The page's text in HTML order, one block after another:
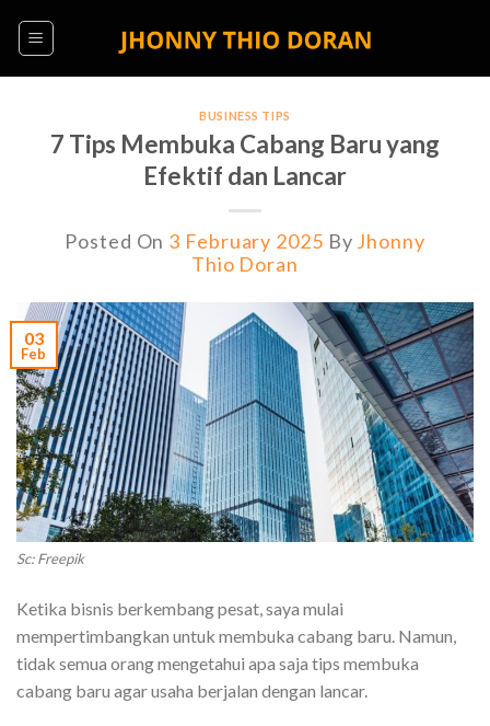
BUSINESS TIPS
7 Tips Membuka Cabang Baru yang
Efektif dan Lancar
Posted On 3 February 2025 By Jhonny
Thio Doran
03
Feb
Sc: Freepik
Ketika bisnis berkembang pesat, saya mulai
mempertimbangkan untuk membuka cabang baru. Namun,
tidak semua orang mengetahui apa saja tips membuka
cabang baru agar usaha berjalan dengan lancar.